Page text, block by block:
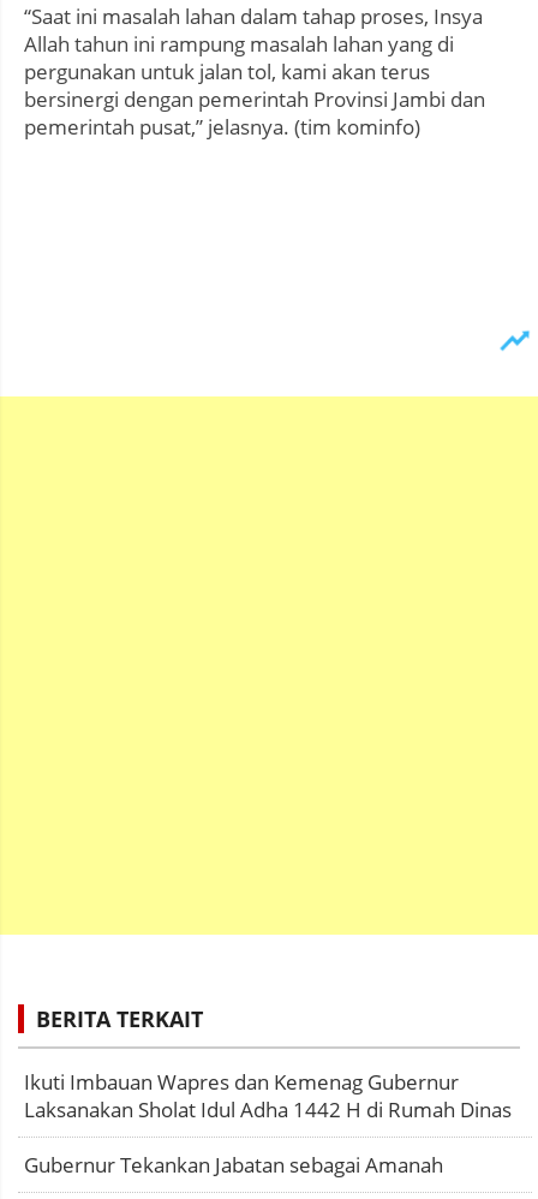
“Saat ini masalah lahan dalam tahap proses, Insya
Allah tahun ini rampung masalah lahan yang di
pergunakan untuk jalan tol, kami akan terus
bersinergi dengan pemerintah Provinsi Jambi dan
pemerintah pusat,” jelasnya. (tim kominfo)
BERITA TERKAIT
Ikuti Imbauan Wapres dan Kemenag Gubernur
Laksanakan Sholat Idul Adha 1442 H di Rumah Dinas
Gubernur Tekankan Jabatan sebagai Amanah